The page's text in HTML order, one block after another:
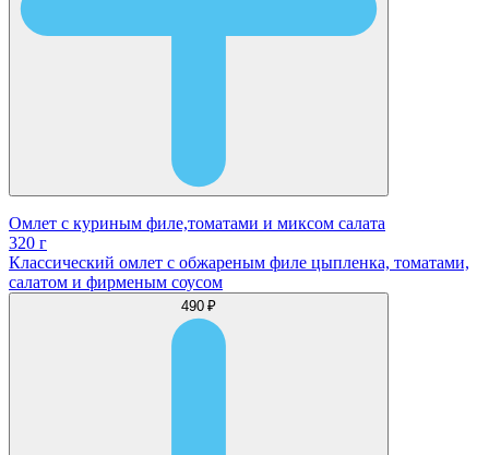
Омлет с куриным филе,томатами и миксом салата
320 г
Классический омлет с обжареным филе цыпленка, томатами,
салатом и фирменым соусом
490 ₽